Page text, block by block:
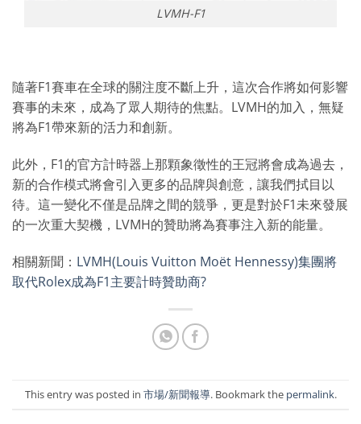
LVMH-F1
隨著F1賽車在全球的關注度不斷上升，這次合作將如何影響
賽事的未來，成為了眾人期待的焦點。LVMH的加入，無疑
將為F1帶來新的活力和創新。
此外，F1的官方計時器上那顆象徵性的王冠將會成為過去，
新的合作模式將會引入更多的品牌與創意，讓我們拭目以
待。這一變化不僅是品牌之間的競爭，更是對於F1未來發展
的一次重大契機，LVMH的贊助將為賽事注入新的能量。
相關新聞： LVMH(Louis Vuitton Moët Hennessy)集團將
取代Rolex成為F1主要計時贊助商?
This entry was posted in 市場/新聞報導. Bookmark the permalink.